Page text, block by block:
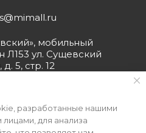
мобильный
Л153 ул. Сущевский
д. 5, стр. 12
разработанные нашими
для анализа